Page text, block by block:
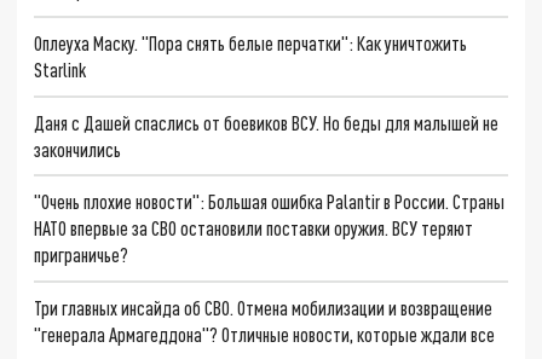
Оплеуха Маску. "Пора снять белые перчатки": Как уничтожить
Starlink
Даня с Дашей спаслись от боевиков ВСУ. Но беды для малышей не
закончились
"Очень плохие новости": Большая ошибка Palantir в России. Страны
НАТО впервые за СВО остановили поставки оружия. ВСУ теряют
приграничье?
Три главных инсайда об СВО. Отмена мобилизации и возвращение
"генерала Армагеддона"? Отличные новости, которые ждали все